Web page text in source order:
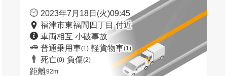
2023年7月18日(火)09:45
福津市東福間四丁目 付近
車両相互 小破事故
普通乗用車(1) 軽貨物車(1)
死亡(0) 負傷(2)
距離92m